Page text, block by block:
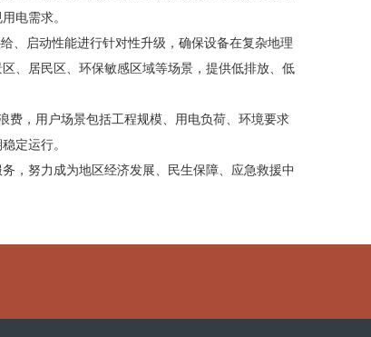
电需求。
、启动性能进行针对性升级，确保设备在复杂地理
、居民区、环保敏感区域等场景，提供低排放、低
费，用户场景包括工程规模、用电负荷、环境要求
定运行。
，努力成为地区经济发展、民生保障、应急救援中